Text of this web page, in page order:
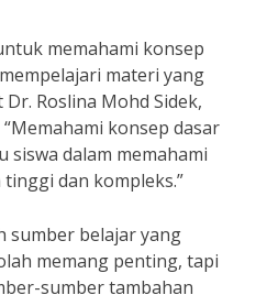
memahami konsep
materi yang
Roslina Mohd Sidek,
konsep dasar
siswa dalam memahami
dan kompleks.”
sumber belajar yang
memang penting, tapi
sumber tambahan